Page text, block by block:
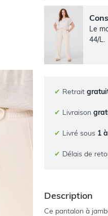
Le
44/L.
✔ Retrait
✔ Livraison
✔ Livré sous 1
✔ Délais de
Description
Ce pantalon à